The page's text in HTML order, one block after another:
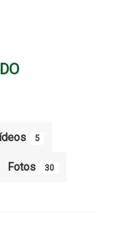
5
Fotos 30